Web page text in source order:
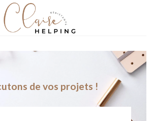
de vos projets !